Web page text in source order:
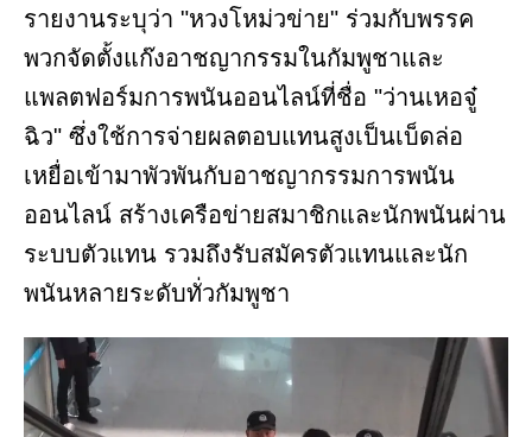
รายงานระบุว่า "หวงโหม่วข่าย" ร่วมกับพรรค
พวกจัดตั้งแก๊งอาชญากรรมในกัมพูชาและ
แพลตฟอร์มการพนันออนไลน์ที่ชื่อ "ว่านเหอจู๋
ฉิว" ซึ่งใช้การจ่ายผลตอบแทนสูงเป็นเบ็ดล่อ
เหยื่อเข้ามาพัวพันกับอาชญากรรมการพนัน
ออนไลน์ สร้างเครือข่ายสมาชิกและนักพนันผ่าน
ระบบตัวแทน รวมถึงรับสมัครตัวแทนและนัก
พนันหลายระดับทั่วกัมพูชา